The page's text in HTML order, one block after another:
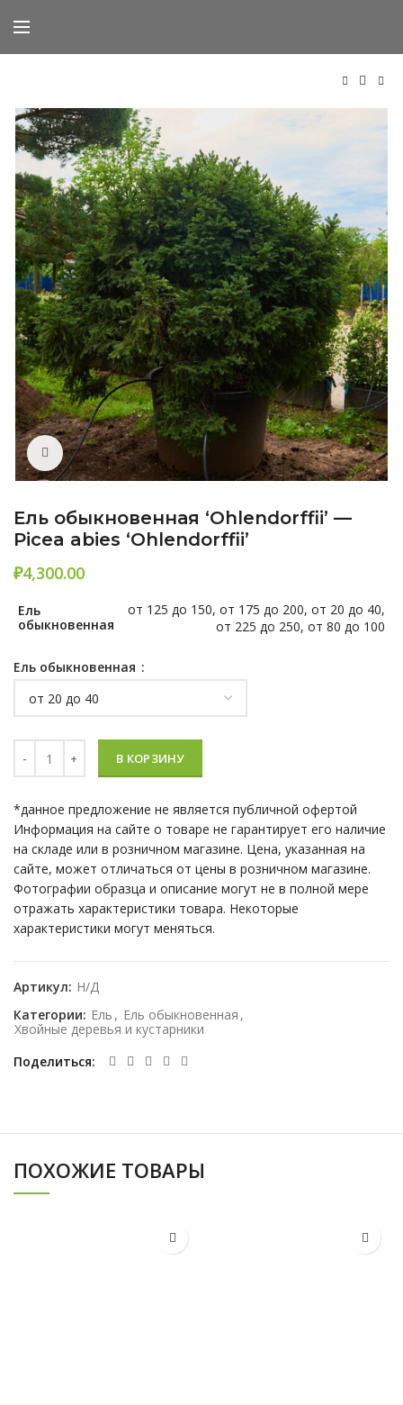
Нажмите, чтобы увеличить
Ель обыкновенная ‘Ohlendorffii’ —
Picea abies ‘Ohlendorffii’
₽
Ель
обыкновенная
от 125 до 150, от 175 до 200, от 20 до 40,
от 225 до 250, от 80 до 100
Ель обыкновенная
В КОРЗИНУ
*данное предложение не является публичной офертой
Информация на сайте о товаре не гарантирует его наличие
на складе или в розничном магазине. Цена, указанная на
сайте, может отличаться от цены в розничном магазине.
Фотографии образца и описание могут не в полной мере
отражать характеристики товара. Некоторые
характеристики могут меняться.
Артикул: Н/Д
Категории: Ель , Ель обыкновенная ,
Хвойные деревья и кустарники
Поделиться
ПОХОЖИЕ ТОВАРЫ